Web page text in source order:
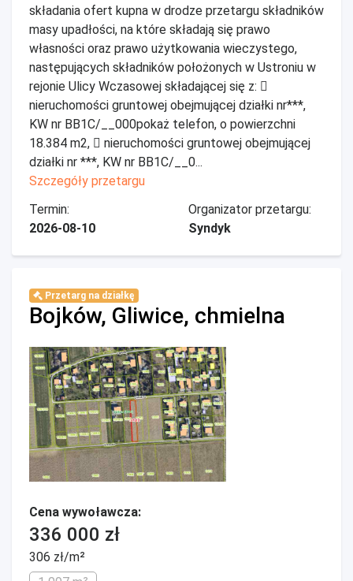
składania ofert kupna w drodze przetargu składników
masy upadłości, na które składają się prawo
własności oraz prawo użytkowania wieczystego,
następujących składników położonych w Ustroniu w
rejonie Ulicy Wczasowej składającej się z: 
nieruchomości gruntowej obejmującej działki nr***,
KW nr BB1C/__000pokaż telefon, o powierzchni
18.384 m2,  nieruchomości gruntowej obejmującej
działki nr ***, KW nr BB1C/__0...
Szczegóły przetargu
Termin:
2026-08-10
Organizator przetargu:
Syndyk
Przetarg na działkę
Bojków, Gliwice, chmielna
Cena wywoławcza:
336 000 zł
306 zł/m²